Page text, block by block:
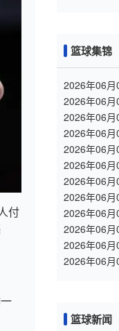
付
篮球集锦
2026年06
西雅图风暴
2026年06
印第安纳狂
2026年06
纽约自由人
2026年06
至1-2 文班
2026年06月
热 75 - 83
2026年06月
人 77 - 109
2026年06月
79 - 84 拉
2026年06月
68 - 88 明
2026年06
菲尼克斯水
2026年06月
104 - 96 洛
2026年06月
阳 80 - 85
2026年06
篮球新闻